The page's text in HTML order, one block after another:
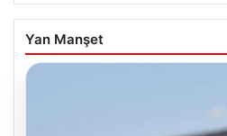
Yan Manşet